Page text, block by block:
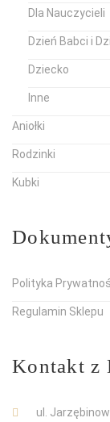
Dla Nauczycieli
Dzień Babci i
Dziecko
Inne
Aniołki
Rodzinki
Kubki
Polityka
Regulamin Sklepu
Kontakt z
ul.